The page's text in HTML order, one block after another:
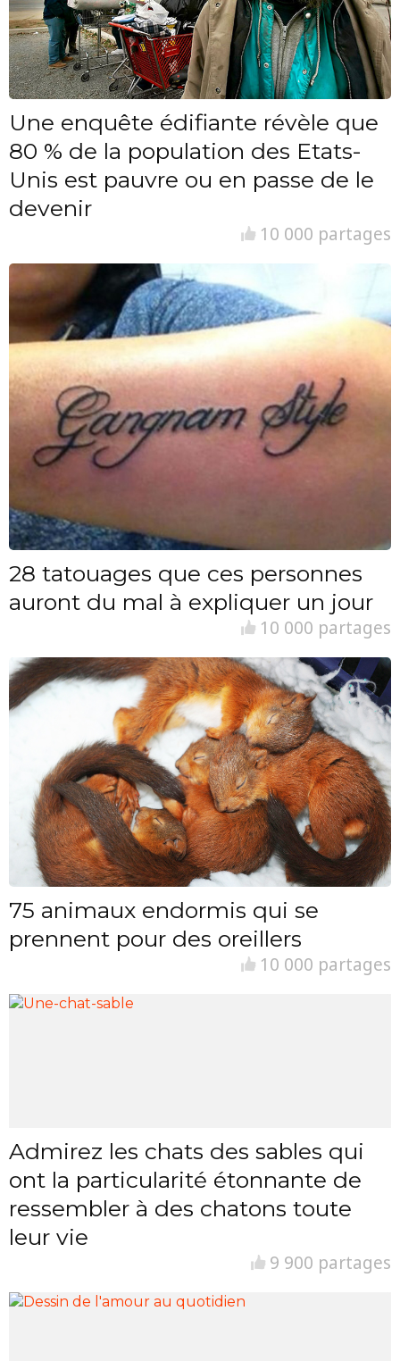
Une enquête édifiante révèle que
80 % de la population des Etats-
Unis est pauvre ou en passe de le
devenir
10 000 partages
28 tatouages que ces personnes
auront du mal à expliquer un jour
10 000 partages
75 animaux endormis qui se
prennent pour des oreillers
10 000 partages
Admirez les chats des sables qui
ont la particularité étonnante de
ressembler à des chatons toute
leur vie
9 900 partages